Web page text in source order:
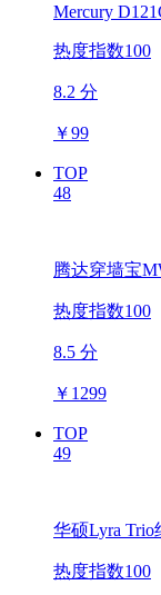
Mercury
热度指数100
8.2 分
￥99
TOP
48
腾达穿墙宝
热度指数100
8.5 分
￥ 1299
TOP
49
华硕Lyra Trio
热度指数100